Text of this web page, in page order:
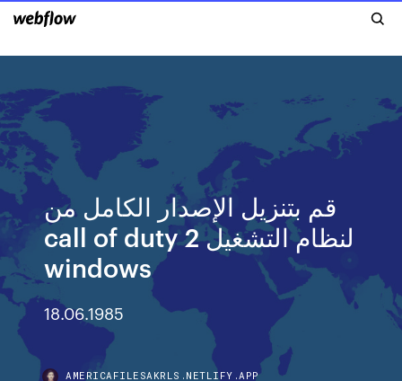
قم بتنزيل الإصدار الكامل من
call of duty 2 لنظام التشغيل
windows
18.06.1985
AMERICAFILESAKRLS.NETLIFY.APP